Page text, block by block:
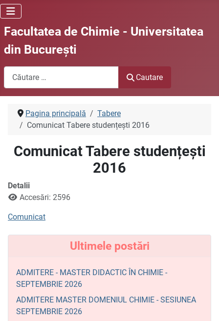
Facultatea de Chimie - Universitatea
din Bucureşti
Cautare
Cautare
Pagina principală
Tabere
Comunicat Tabere studențești 2016
Comunicat Tabere studențești
2016
Detalii
Accesări: 2596
Comunicat
Ultimele postări
ADMITERE - MASTER DIDACTIC ÎN CHIMIE -
SEPTEMBRIE 2026
ADMITERE MASTER DOMENIUL CHIMIE - SESIUNEA
SEPTEMBRIE 2026